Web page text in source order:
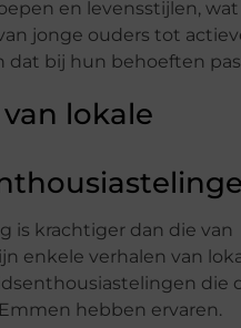
en levensstijlen, wat
jonge ouders tot
dat bij hun behoeften
lokale
is krachtiger dan die van
enkele verhalen van
die
hebben ervaren.